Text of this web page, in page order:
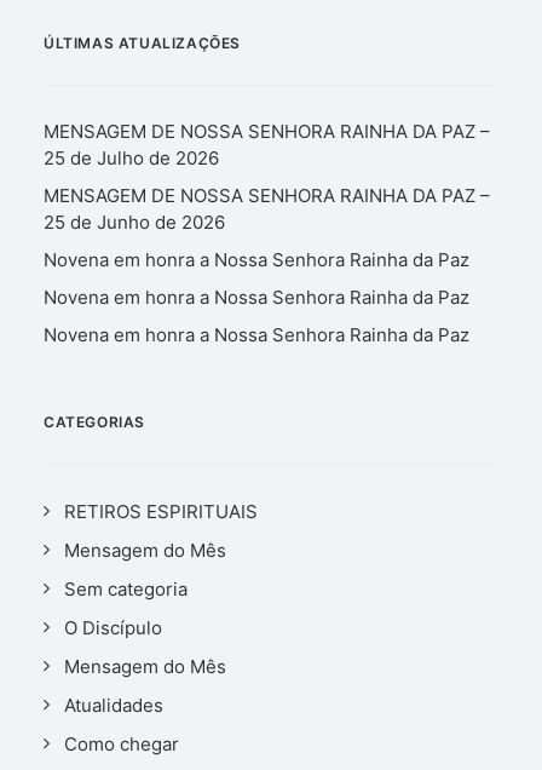
ÚLTIMAS ATUALIZAÇÕES
MENSAGEM DE NOSSA SENHORA RAINHA DA PAZ –
25 de Julho de 2026
MENSAGEM DE NOSSA SENHORA RAINHA DA PAZ –
25 de Junho de 2026
Novena em honra a Nossa Senhora Rainha da Paz
Novena em honra a Nossa Senhora Rainha da Paz
Novena em honra a Nossa Senhora Rainha da Paz
CATEGORIAS
RETIROS ESPIRITUAIS
Mensagem do Mês
Sem categoria
O Discípulo
Mensagem do Mês
Atualidades
Como chegar